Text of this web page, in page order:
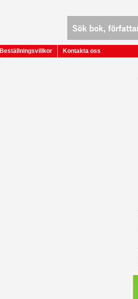
Beställningsvillkor Kontakta oss